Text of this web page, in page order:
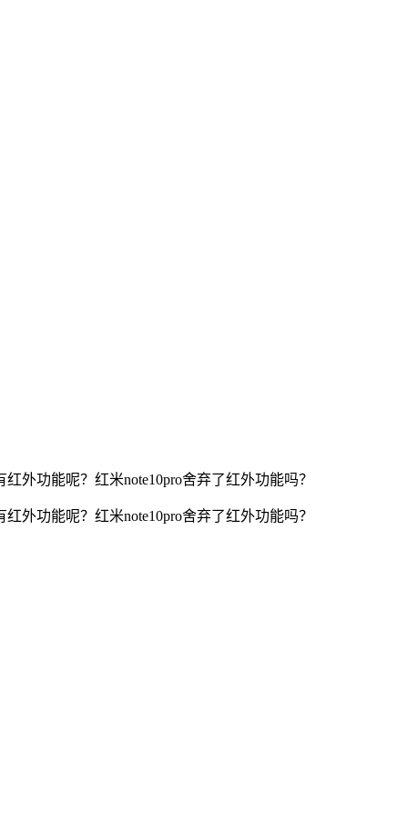
外功能呢？红米note10pro舍弃了红外功能吗？
外功能呢？红米note10pro舍弃了红外功能吗？